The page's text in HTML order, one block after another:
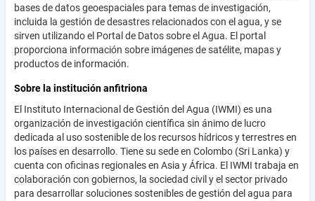
bases de datos geoespaciales para temas de investigación,
incluida la gestión de desastres relacionados con el agua, y se
sirven utilizando el Portal de Datos sobre el Agua. El portal
proporciona información sobre imágenes de satélite, mapas y
productos de información.
Sobre la institución anfitriona
El Instituto Internacional de Gestión del Agua (IWMI) es una
organización de investigación científica sin ánimo de lucro
dedicada al uso sostenible de los recursos hídricos y terrestres en
los países en desarrollo. Tiene su sede en Colombo (Sri Lanka) y
cuenta con oficinas regionales en Asia y África. El IWMI trabaja en
colaboración con gobiernos, la sociedad civil y el sector privado
para desarrollar soluciones sostenibles de gestión del agua para